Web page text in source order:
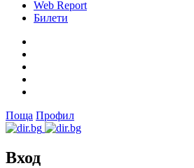
Web Report
Билети
Поща Профил
Вход